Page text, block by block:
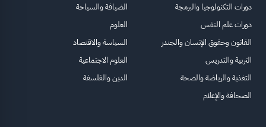
دورات التكنولوجيا والبرمجة
دورات علم النفس
القانون وحقوق الإنسان والجندر
التربية والتدريس
التغذية والرياضة والصحة
الصحافة والإعلام
الضيافة والسياحة
العلوم
السياسة والاقتصاد
العلوم الاجتماعية
الدين والفلسفة